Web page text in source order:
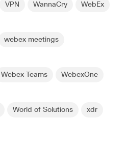
VPN WannaCry WebEx
webex meetings
Webex Teams WebexOne
World of Solutions xdr